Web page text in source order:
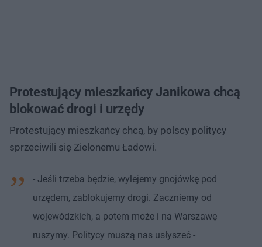
Protestujący mieszkańcy Janikowa chcą
blokować drogi i urzędy
Protestujący mieszkańcy chcą, by polscy politycy
sprzeciwili się Zielonemu Ładowi.
- Jeśli trzeba będzie, wylejemy gnojówkę pod
urzędem, zablokujemy drogi. Zaczniemy od
wojewódzkich, a potem może i na Warszawę
ruszymy. Politycy muszą nas usłyszeć -